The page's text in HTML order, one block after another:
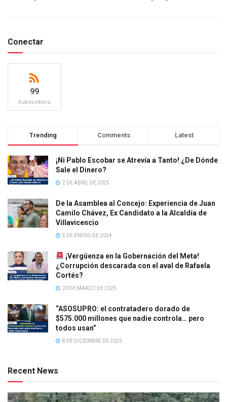
Conectar
99
Subscribers
Trending Comments Latest
¡Ni Pablo Escobar se Atrevía a Tanto! ¿De Dónde
Sale el Dinero?
2 DE ABRIL DE 2025
De la Asamblea al Concejo: Experiencia de Juan
Camilo Chávez, Ex Candidato a la Alcaldía de
Villavicencio
5 DE ENERO DE 2024
¡Vergüenza en la Gobernación del Meta!
¿Corrupción descarada con el aval de Rafaela
Cortés?
20 DE MARZO DE 2025
“ASOSUPRO: el contratadero dorado de
$575.000 millones que nadie controla… pero
todos usan”
8 DE DICIEMBRE DE 2025
Recent News